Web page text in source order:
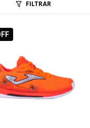
FILTRAR